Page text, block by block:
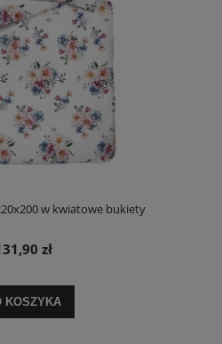
w kwiatowe bukiety
zł
KOSZYKA